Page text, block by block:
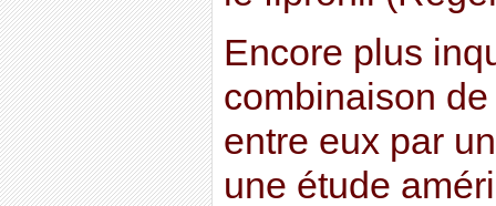
Encore plus
combinaison
entre eux par
une étude